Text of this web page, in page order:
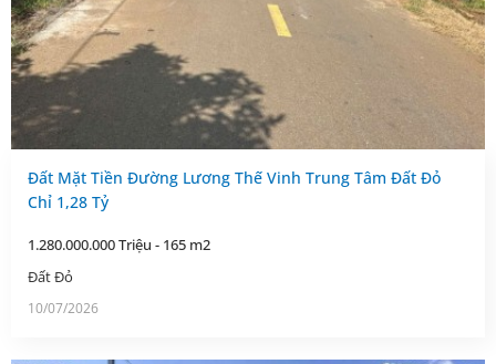
Đất Mặt Tiền Đường Lương Thế Vinh Trung Tâm Đất Đỏ
Chỉ 1,28 Tỷ
1.280.000.000 Triệu - 165 m2
Đất Đỏ
10/07/2026